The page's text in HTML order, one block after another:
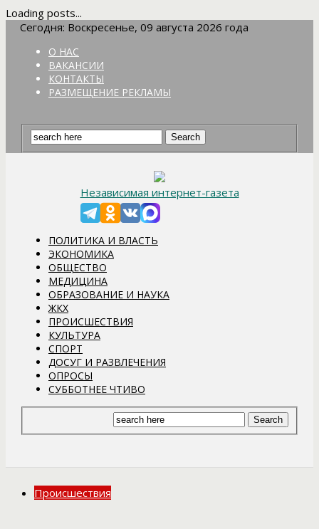
Loading posts...
Сегодня: Воскресенье, 09 августа 2026 года
О НАС
ВАКАНСИИ
КОНТАКТЫ
РАЗМЕЩЕНИЕ РЕКЛАМЫ
Независимая интернет-газета
ПОЛИТИКА И ВЛАСТЬ
ЭКОНОМИКА
ОБЩЕСТВО
МЕДИЦИНА
ОБРАЗОВАНИЕ И НАУКА
ЖКХ
ПРОИСШЕСТВИЯ
КУЛЬТУРА
СПОРТ
ДОСУГ И РАЗВЛЕЧЕНИЯ
ОПРОСЫ
СУББОТНЕЕ ЧТИВО
Происшествия